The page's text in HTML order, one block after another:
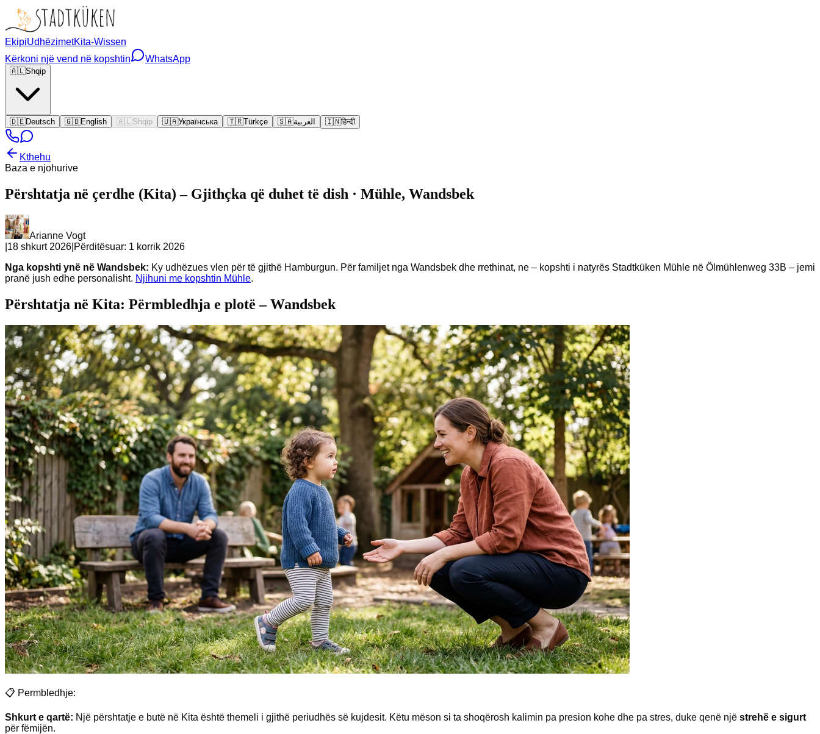
EkipiUdhëzimetKita-Wissen
Kërkoni një vend në kopshtin
WhatsApp
🇦🇱Shqip
🇩🇪Deutsch 🇬🇧English 🇦🇱 Shqip 🇺🇦Українська 🇹🇷Türkçe 🇸🇦العربية 🇮🇳हिन्दी
Kthehu
Baza e njohurive
Përshtatja në çerdhe (Kita) – Gjithçka që duhet të dish · Mühle, Wandsbek
Arianne Vogt
18 shkurt 2026 Përditësuar: 1 korrik 2026
Nga kopshti ynë në Wandsbek: Ky udhëzues vlen për të gjithë Hamburgun. Për familjet nga Wandsbek dhe rrethinat, ne – kopshti i natyrës Stadtküken Mühle në Ölmühlenweg 33B – jemi
pranë jush edhe personalisht. Njihuni me kopshtin Mühle.
Përshtatja në Kita: Përmbledhja e plotë – Wandsbek
📋 Permbledhje:
Shkurt e qartë: Një përshtatje e butë në Kita është themeli i gjithë periudhës së kujdesit. Këtu mëson si ta shoqërosh kalimin pa presion kohe dhe pa stres, duke qenë një strehë e sigurt
për fëmijën.